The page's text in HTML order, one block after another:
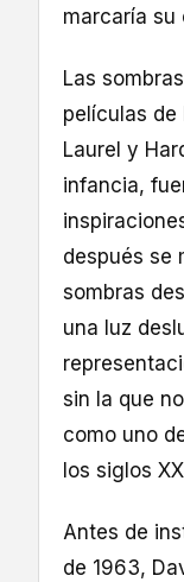
marcaría su
Las
películas
Laurel y
infancia,
después se
sombras
una luz
sin la que
como uno
los siglos
Antes de
de 1963,